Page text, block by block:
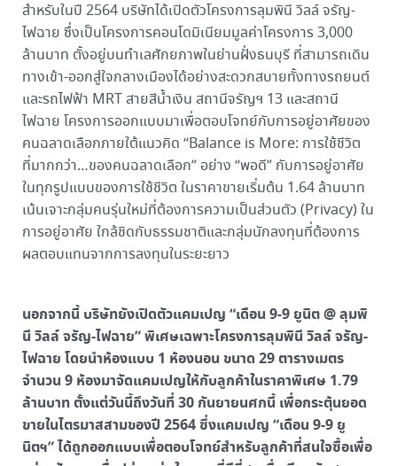
สำหรับในปี 2564 บริษัทได้เปิดตัวโครงการลุมพินี วิลล์ จรัญ-
ไฟฉาย ซึ่งเป็นโครงการคอนโดมิเนียมมูลค่าโครงการ 3,000
ล้านบาท ตั้งอยู่บนทำเลศักยภาพในย่านฝั่งธนบุรี ที่สามารถเดิน
ทางเข้า-ออกสู่ใจกลางเมืองได้อย่างสะดวกสบายทั้งทางรถยนต์
และรถไฟฟ้า MRT สายสีน้ำเงิน สถานีจรัญฯ 13 และสถานี
ไฟฉาย โครงการออกแบบมาเพื่อตอบโจทย์กับการอยู่อาศัยของ
คนฉลาดเลือกภายใต้แนวคิด “Balance is More: การใช้ชีวิต
ที่มากกว่า…ของคนฉลาดเลือก” อย่าง “พอดี” กับการอยู่อาศัย
ในทุกรูปแบบของการใช้ชีวิต ในราคาขายเริ่มต้น 1.64 ล้านบาท
เน้นเจาะกลุ่มคนรุ่นใหม่ที่ต้องการความเป็นส่วนตัว (Privacy) ใน
การอยู่อาศัย ใกล้ชิดกับธรรมชาติและกลุ่มนักลงทุนที่ต้องการ
ผลตอบแทนจากการลงทุนในระยะยาว
นอกจากนี้ บริษัทยังเปิดตัวแคมเปญ “เดือน 9-9 ยูนิต @ ลุมพิ
นี วิลล์ จรัญ-ไฟฉาย” พิเศษเฉพาะโครงการลุมพินี วิลล์ จรัญ-
ไฟฉาย โดยนำห้องแบบ 1 ห้องนอน ขนาด 29 ตารางเมตร
จำนวน 9 ห้องมาจัดแคมเปญให้กับลูกค้าในราคาพิเศษ 1.79
ล้านบาท ตั้งแต่วันนี้ถึงวันที่ 30 กันยายนศกนี้ เพื่อกระตุ้นยอด
ขายในไตรมาสสามของปี 2564 ซึ่งแคมเปญ “เดือน 9-9 ยู
นิตฯ” ได้ถูกออกแบบเพื่อตอบโจทย์สำหรับลูกค้าที่สนใจซื้อเพื่อ